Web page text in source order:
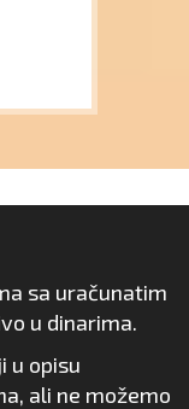
sa uračunatim
u dinarima.
u opisu
ali ne možemo